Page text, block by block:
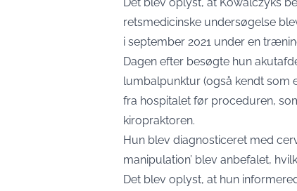
retsmedicinske undersøgelse
i september 2021 under en
Dagen efter besøgte hun
lumbalpunktur (også kendt som
fra hospitalet før proceduren,
kiropraktoren.
Hun blev diagnosticeret med
manipulation’ blev anbefalet,
Det blev oplyst, at hun